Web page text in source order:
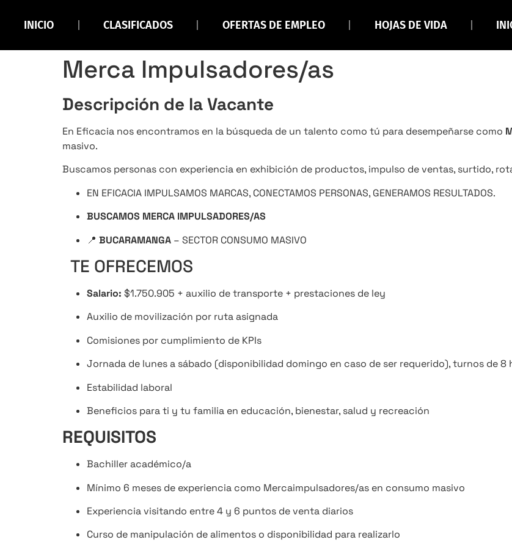
INICIO CLASIFICADOS OFERTAS DE EMPLEO HOJAS DE VIDA
Merca Impulsadores/as
Descripción de la Vacante
En Eficacia nos encontramos en la búsqueda de un talento como tú para desempeñarse como
masivo.
Buscamos personas con experiencia en exhibición de productos, impulso de ventas, surtido,
EN EFICACIA IMPULSAMOS MARCAS, CONECTAMOS PERSONAS, GENERAMOS RESULTADOS.
BUSCAMOS MERCA IMPULSADORES/AS
📍 BUCARAMANGA – SECTOR CONSUMO MASIVO
TE OFRECEMOS
Salario: $1.750.905 + auxilio de transporte + prestaciones de ley
Auxilio de movilización por ruta asignada
Comisiones por cumplimiento de KPIs
Jornada de lunes a sábado (disponibilidad domingo en caso de ser requerido), turnos de
Estabilidad laboral
Beneficios para ti y tu familia en educación, bienestar, salud y recreación
REQUISITOS
Bachiller académico/a
Mínimo 6 meses de experiencia como Mercaimpulsadores/as en consumo masivo
Experiencia visitando entre 4 y 6 puntos de venta diarios
Curso de manipulación de alimentos o disponibilidad para realizarlo